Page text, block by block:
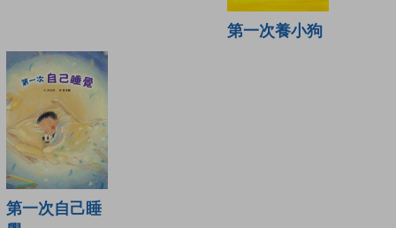
第一次養小狗
第一次自己睡